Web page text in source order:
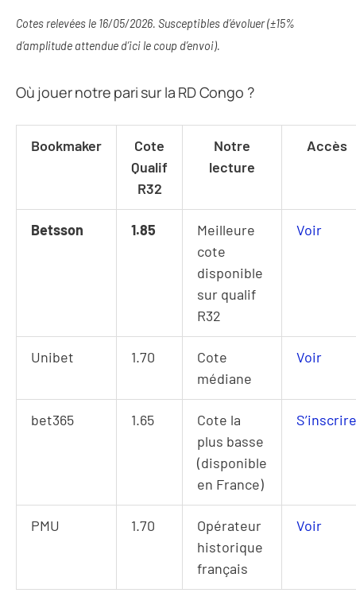
Cotes relevées le 16/05/2026. Susceptibles d’évoluer (±15%
d’amplitude attendue d’ici le coup d’envoi).
Où jouer notre pari sur la RD Congo ?
Bookmaker
Cote
Qualif
R32
Notre
lecture
Accès
Betsson 1.85
Meilleure
cote
disponible
sur qualif
R32
Voir
Unibet 1.70
Cote
médiane
Voir
bet365 1.65
Cote la
plus basse
(disponible
en France)
S’inscrire
PMU 1.70
Opérateur
historique
français
Voir